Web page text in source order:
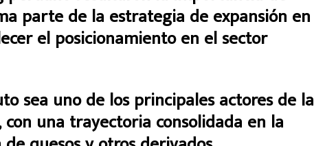
parte de la estrategia de expansión en
el posicionamiento en el sector
sea uno de los principales actores de la
una trayectoria consolidada en la